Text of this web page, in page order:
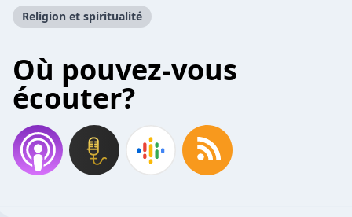
Religion et spiritualité
Où pouvez-vous
écouter?